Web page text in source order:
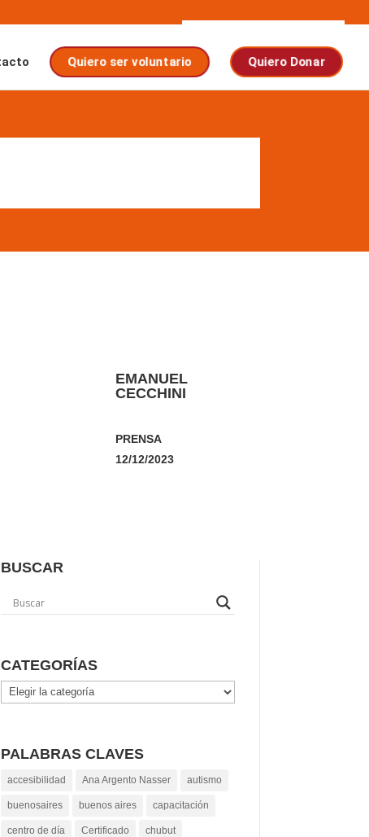
Quiero ser voluntario Quiero Donar
EMANUEL
CECCHINI
PRENSA
12/12/2023
BUSCAR
CATEGORÍAS
Categorías
PALABRAS CLAVES
accesibilidad Ana Argento Nasser autismo
buenosaires buenos aires capacitación
centro de día Certificado chubut